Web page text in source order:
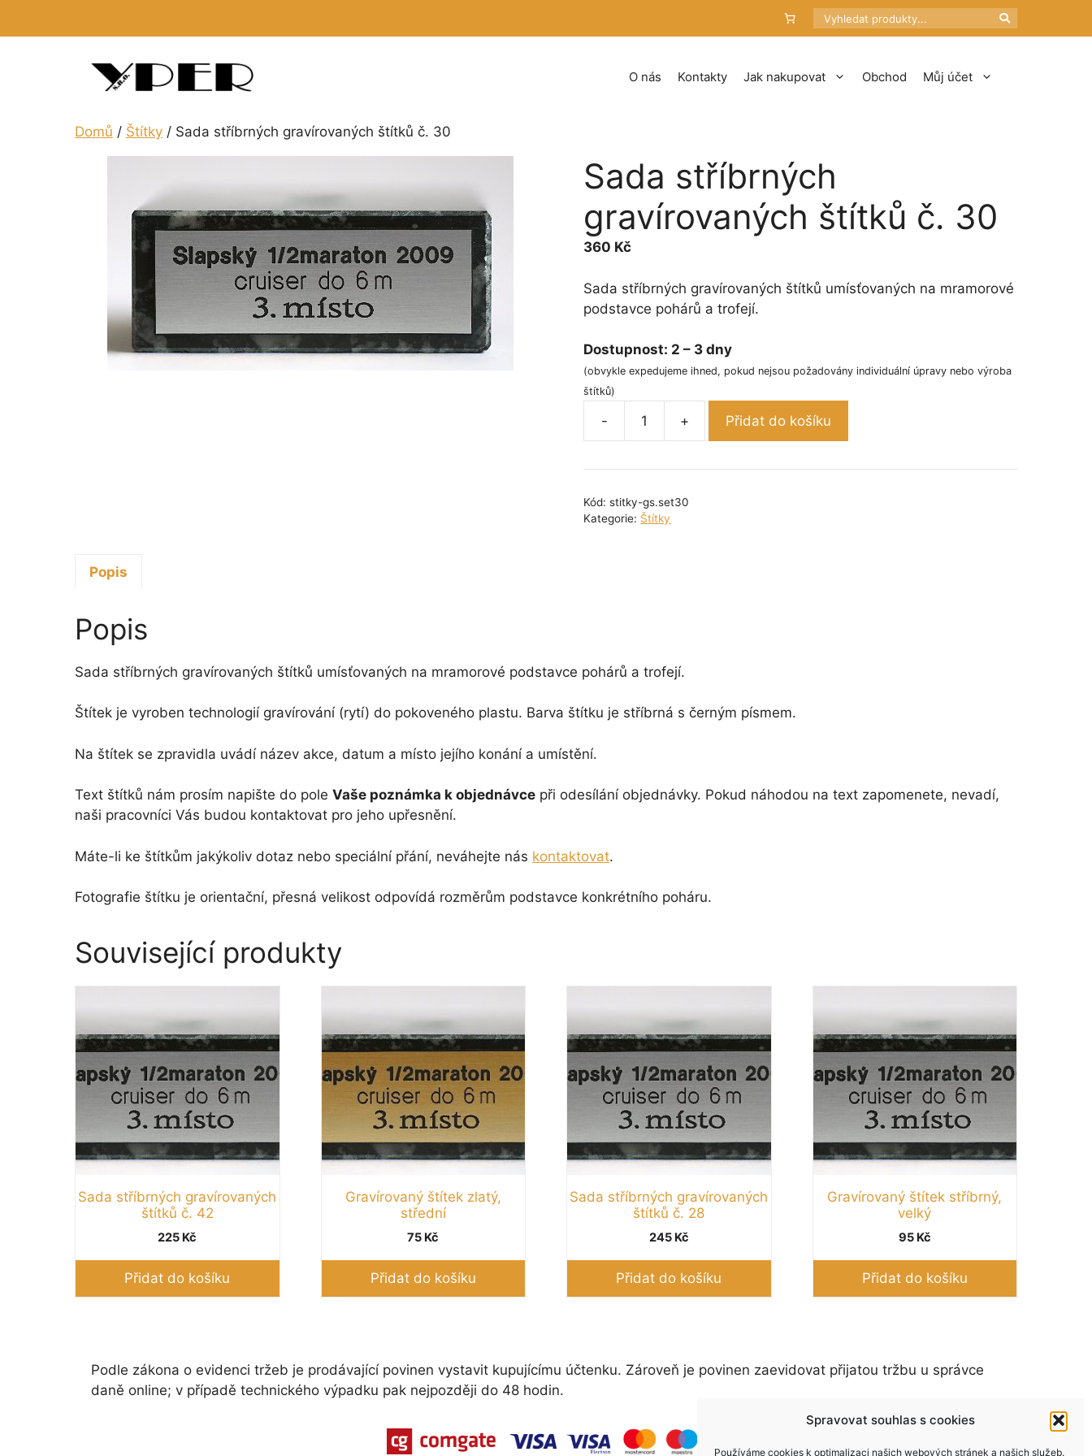
Spravovat souhlas s cookies
Používáme cookies k optimalizaci našich webových stránek a našich služeb.
Hledat
O nás Kontakty Jak nakupovat Obchod Můj účet
Domů / Štítky / Sada stříbrných gravírovaných štítků č. 30
Sada stříbrných
gravírovaných štítků č. 30
360 Kč
Sada stříbrných gravírovaných štítků umísťovaných na mramorové
podstavce pohárů a trofejí.
Dostupnost: 2 – 3 dny
(obvykle expedujeme ihned, pokud nejsou požadovány individuální úpravy nebo výroba
štítků)
-
gravírovaných
č.
+ Přidat do košíku
Kód:stitky-gs.set30
Kategorie: Štítky
Popis
Popis
Sada stříbrných gravírovaných štítků umísťovaných na mramorové podstavce pohárů a trofejí.
Štítek je vyroben technologií gravírování (rytí) do pokoveného plastu. Barva štítku je stříbrná s černým písmem.
Na štítek se zpravidla uvádí název akce, datum a místo jejího konání a umístění.
Text štítků nám prosím napište do pole Vaše poznámka k objednávce při odesílání objednávky. Pokud náhodou na text zapomenete, nevadí,
naši pracovníci Vás budou kontaktovat pro jeho upřesnění.
Máte-li ke štítkům jakýkoliv dotaz nebo speciální přání, neváhejte nás kontaktovat.
Fotografie štítku je orientační, přesná velikost odpovídá rozměrům podstavce konkrétního poháru.
Související produkty
Sada stříbrných gravírovaných
štítků č. 42
225 Kč
Přidat do košíku
Gravírovaný štítek zlatý,
střední
75 Kč
Přidat do košíku
Sada stříbrných gravírovaných
štítků č. 28
245 Kč
Přidat do košíku
Gravírovaný štítek stříbrný,
velký
95 Kč
Přidat do košíku
Podle zákona o evidenci tržeb je prodávající povinen vystavit kupujícímu účtenku. Zároveň je povinen zaevidovat přijatou tržbu u správce
daně online; v případě technického výpadku pak nejpozději do 48 hodin.